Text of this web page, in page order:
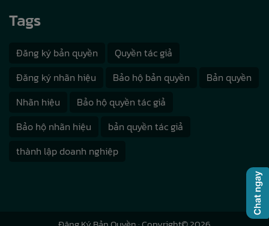
Tags
Đăng ký bản quyền
Quyền tác giả
Đăng ký nhãn hiệu
Bảo hộ bản quyền
Bản quyền
Nhãn hiệu
Bảo hộ quyền tác giả
Bảo hộ nhãn hiệu
bản quyền tác giả
thành lập doanh nghiệp